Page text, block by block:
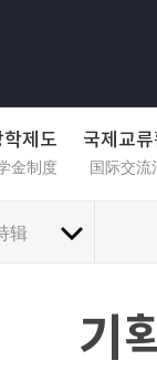
제도
金制度
국제교
国际交流
辑
기